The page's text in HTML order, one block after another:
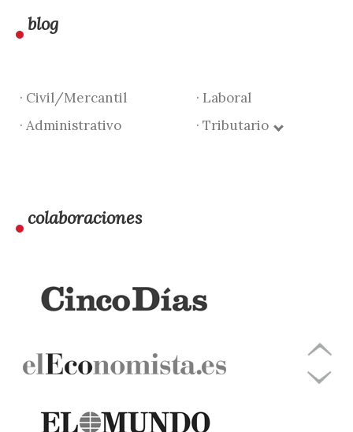
blog
· Civil/Mercantil
· Laboral
· Administrativo
· Tributario
colaboraciones